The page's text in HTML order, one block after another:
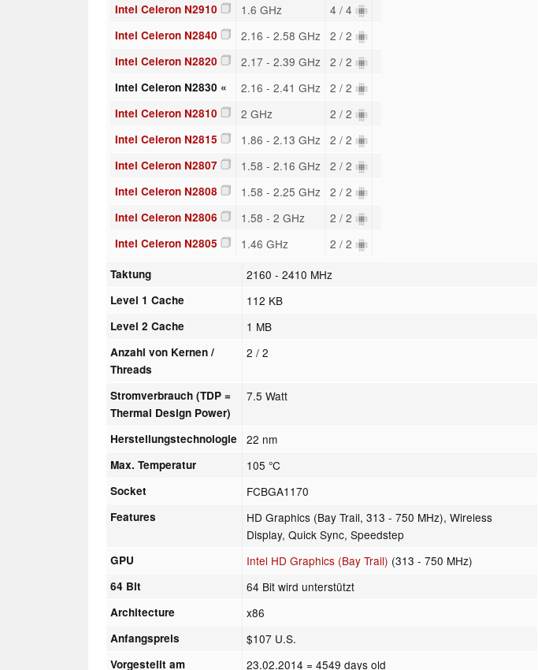
Intel Celeron N2910 1.6 GHz 4 / 4
Intel Celeron N2840 2.16 - 2.58 GHz 2 / 2
Intel Celeron N2820 2.17 - 2.39 GHz 2 / 2
Intel Celeron N2830 « 2.16 - 2.41 GHz 2 / 2
Intel Celeron N2810 2 GHz 2 / 2
Intel Celeron N2815 1.86 - 2.13 GHz 2 / 2
Intel Celeron N2807 1.58 - 2.16 GHz 2 / 2
Intel Celeron N2808 1.58 - 2.25 GHz 2 / 2
Intel Celeron N2806 1.58 - 2 GHz 2 / 2
Intel Celeron N2805 1.46 GHz 2 / 2
Taktung 2160 - 2410 MHz
Level 1 Cache 112 KB
Level 2 Cache 1 MB
Anzahl von Kernen /
Threads
2 / 2
Stromverbrauch (TDP =
Thermal Design Power)
7.5 Watt
Herstellungstechnologie 22 nm
Max. Temperatur 105 °C
Socket FCBGA1170
Features
HD Graphics (Bay Trail, 313 - 750 MHz), Wireless
Display, Quick Sync, Speedstep
GPU Intel HD Graphics (Bay Trail) (313 - 750 MHz)
64 Bit 64 Bit wird unterstützt
Architecture x86
Anfangspreis $107 U.S.
Vorgestellt am 23.02.2014 = 4549 days old